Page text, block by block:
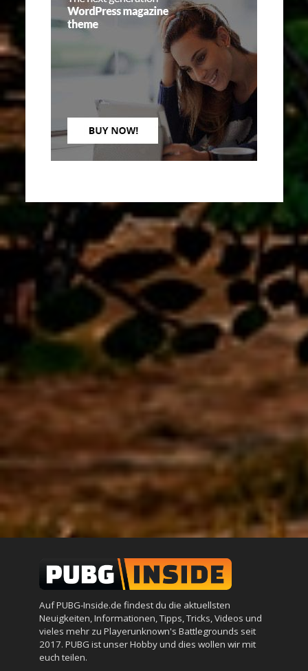
Auf PUBG-Inside.de findest du die aktuellsten
Neuigkeiten, Informationen, Tipps, Tricks, Videos und
vieles mehr zu Playerunknown's Battlegrounds seit
2017. PUBG ist unser Hobby und dies wollen wir mit
euch teilen.